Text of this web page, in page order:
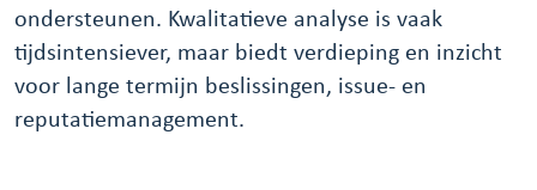
ondersteunen. Kwalitatieve analyse is vaak
tijdsintensiever, maar biedt verdieping en inzicht
voor lange termijn beslissingen, issue- en
reputatiemanagement.